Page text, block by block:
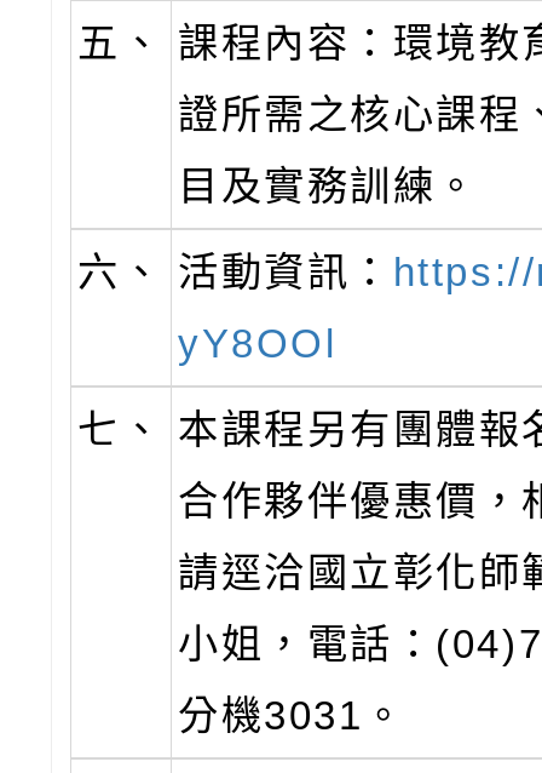
五、
課程內容：環境教
證所需之核心課程
目及實務訓練。
六、
活動資訊：
yY8OOl
七、
本課程另有團體報
合作夥伴優惠價，
請逕洽國立彰化師
小姐，電話：
分機3031。